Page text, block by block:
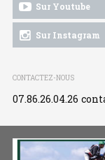
Sur Youtube
Sur Instagram
CONTACTEZ-NOUS
07.86.26.04.26